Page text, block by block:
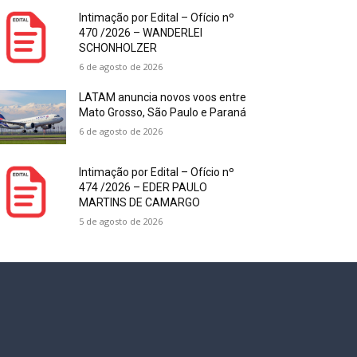
Intimação por Edital – Ofício nº
470 /2026 – WANDERLEI
SCHONHOLZER
6 de agosto de 2026
LATAM anuncia novos voos entre
Mato Grosso, São Paulo e Paraná
6 de agosto de 2026
Intimação por Edital – Ofício nº
474 /2026 – EDER PAULO
MARTINS DE CAMARGO
5 de agosto de 2026